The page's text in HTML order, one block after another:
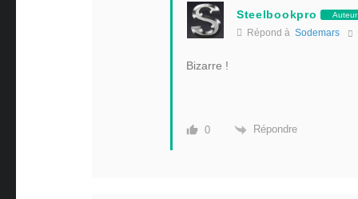
Steelbookpro Auteur
Répond à Sodemars
Bizarre !
0 Répondre